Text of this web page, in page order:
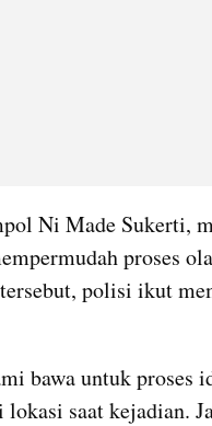
Ni Made Sukerti,
proses
polisi ikut
bawa untuk proses
lokasi saat kejadian.